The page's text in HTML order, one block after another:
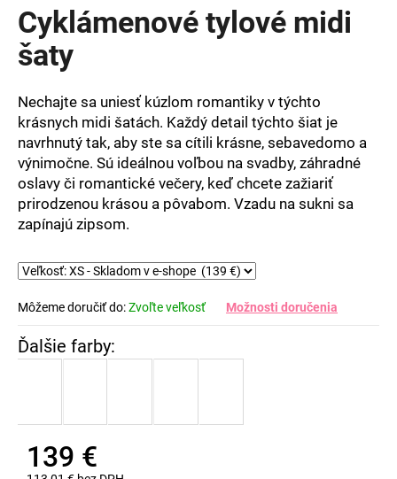
produktu
je
0,0
z
hviezdičiek.
Cyklámenové tylové midi
šaty
Nechajte sa uniesť kúzlom romantiky v týchto
krásnych midi šatách. Každý detail týchto šiat je
navrhnutý tak, aby ste sa cítili krásne, sebavedomo a
výnimočne. Sú ideálnou voľbou na svadby, záhradné
oslavy či romantické večery, keď chcete zažiariť
prirodzenou krásou a pôvabom. Vzadu na sukni sa
zapínajú zipsom.
Môžeme doručiť do:Zvoľte veľkosť Možnosti doručenia
139 €